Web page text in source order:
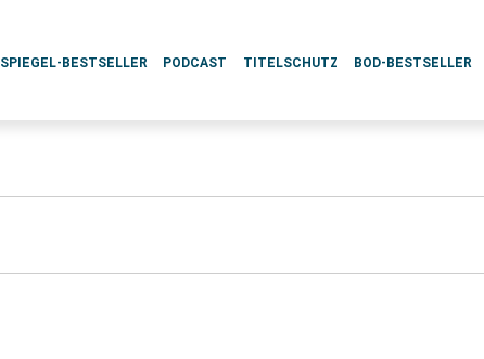
SPIEGEL-BESTSELLER PODCAST TITELSCHUTZ BOD-BESTSELLER